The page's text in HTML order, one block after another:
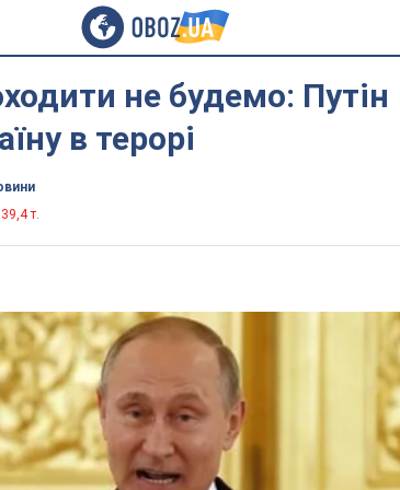
не будемо: Путін
в терорі
т.